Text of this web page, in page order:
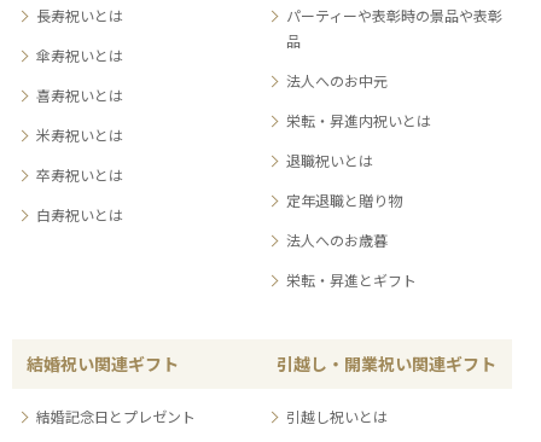
長寿祝いとは
傘寿祝いとは
喜寿祝いとは
米寿祝いとは
卒寿祝いとは
白寿祝いとは
パーティーや表彰時の景品や表彰
品
法人へのお中元
栄転・昇進内祝いとは
退職祝いとは
定年退職と贈り物
法人へのお歳暮
栄転・昇進とギフト
結婚祝い関連ギフト
結婚記念日とプレゼント
引越し・開業祝い関連ギフト
引越し祝いとは